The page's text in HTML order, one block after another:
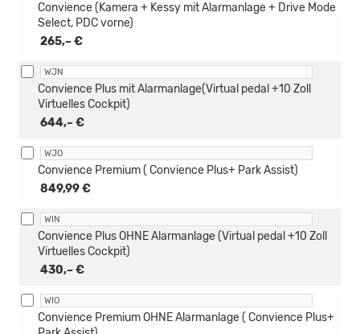
265,– €
Convience (Kamera + Kessy mit Alarmanlage + Drive Mode
Select, PDC vorne)
WJN
644,– €
Convience Plus mit Alarmanlage(Virtual pedal +10 Zoll
Virtuelles Cockpit)
WJO
849,99 €
Convience Premium ( Convience Plus+ Park Assist)
WIN
430,– €
Convience Plus OHNE Alarmanlage (Virtual pedal +10 Zoll
Virtuelles Cockpit)
WIO
Convience Premium OHNE Alarmanlage ( Convience Plus+